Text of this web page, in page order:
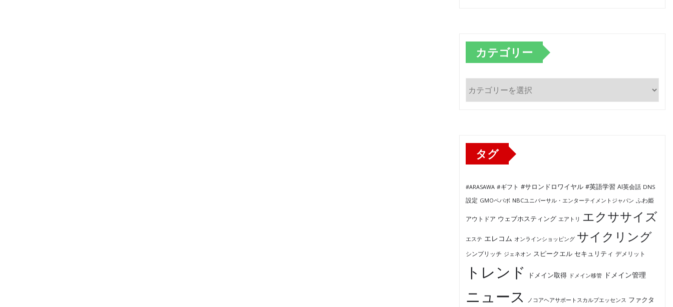
カテゴリー
テ
タグ
#ARASAWA #ギフト #サロンドロワイヤル #英語学習 AI英会話 DNS
設定 GMOペパボ NBCユニバーサル・エンターテイメントジャパン ふわ姫
アウトドア ウェブホスティング エアトリ エクササイズ
エステ エレコム オンラインショッピング サイクリング
シンプリッチ ジェネオン スピークエル セキュリティ デメリット
トレンド ドメイン取得 ドメイン移管 ドメイン管理
ニュース ノコアヘアサポートスカルプエッセンス ファクタ